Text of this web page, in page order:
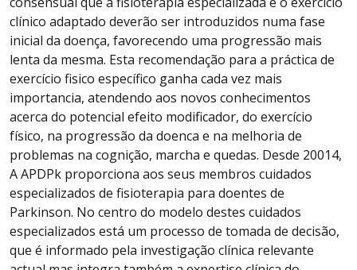
clínico adaptado deverão ser introduzidos numa fase
inicial da doença, favorecendo uma progressão mais
lenta da mesma. Esta recomendação para a práctica de
exercício fisico específico ganha cada vez mais
importancia, atendendo aos novos conhecimentos
acerca do potencial efeito modificador, do exercício
físico, na progressão da doenca e na melhoria de
problemas na cognição, marcha e quedas. Desde 20014,
A APDPk proporciona aos seus membros cuidados
especializados de fisioterapia para doentes de
Parkinson. No centro do modelo destes cuidados
especializados está um processo de tomada de decisão,
que é informado pela investigação clínica relevante